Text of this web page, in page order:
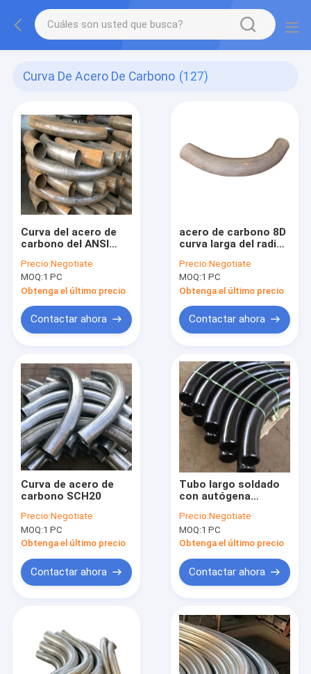
Curva De Acero De Carbono (127)
Curva del acero de
carbono del ANSI
Precio:Negotiate
MOQ:1 PC
Obtenga el último precio
Contactar ahora
acero de carbono 8D
curva larga del radio
Precio:Negotiate
MOQ:1 PC
Obtenga el último precio
Contactar ahora
Curva de acero de
carbono SCH20
Precio:Negotiate
MOQ:1 PC
Obtenga el último precio
Contactar ahora
Tubo largo soldado
con autógena
del grado 2.5D de la
curva 90 del acero de
carbono del radio
Precio:Negotiate
MOQ:1 PC
Obtenga el último precio
Contactar ahora